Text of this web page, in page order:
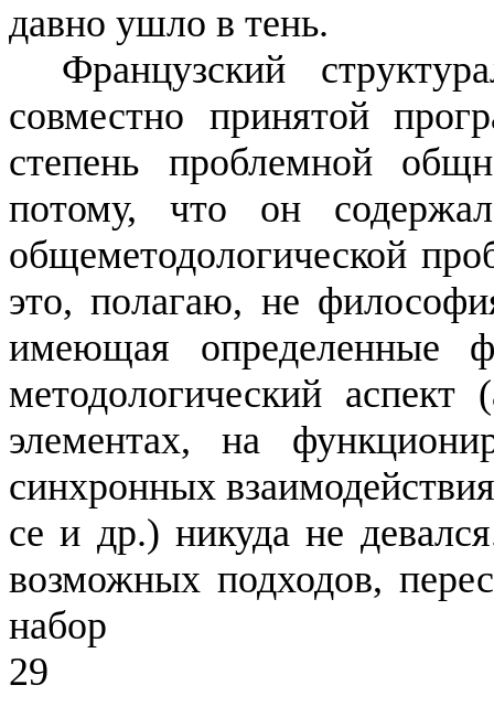
давно ушло в тень.
Французский
совместно принятой
степень проблем­ной
потому, что он
общеметодологической
это, полагаю, не
имеющая определенные
методологический
элементах, на
синхронных
се и др.) никуда не
воз­можных подходов,
набор
29